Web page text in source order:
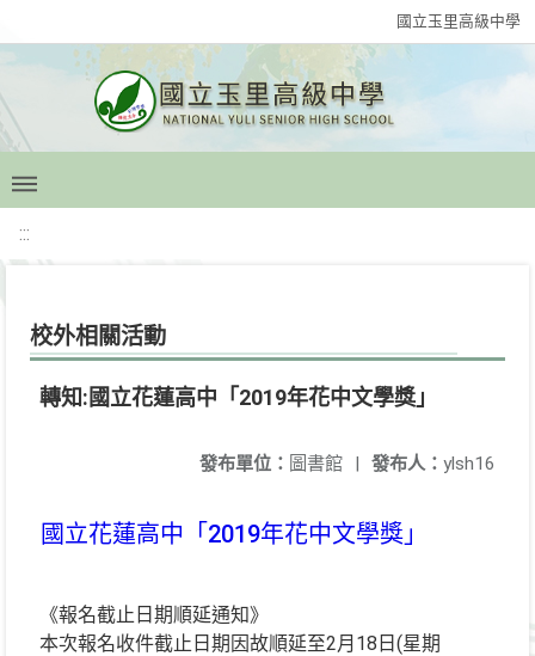
國立玉里高級中學
:::
校外相關活動
轉知:國立花蓮高中「2019年花中文學獎」
發布人： ylsh16
發布單位： 圖書館 |
國立花蓮高中「2019年花中文學獎」
《報名截止日期順延通知》
本次報名收件截止日期因故順延至2月18日(星期